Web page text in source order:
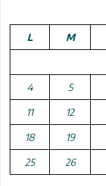
L
M
4 5
11 12
18 19
25 26